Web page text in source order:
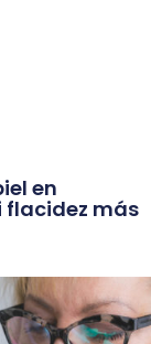
en
más